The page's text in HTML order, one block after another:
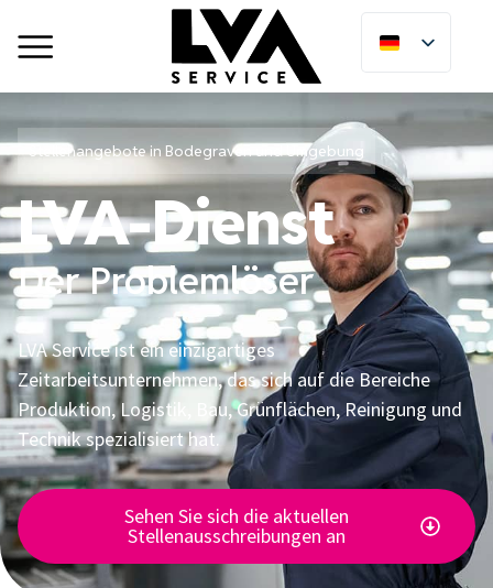
Stellenangebote in Bodegraven und Umgebung
LVA-Dienst
Der Problemlöser
LVA Service ist ein einzigartiges
Zeitarbeitsunternehmen, das sich auf die Bereiche
Produktion, Logistik, Bau, Grünflächen, Reinigung und
Technik spezialisiert hat.
Sehen Sie sich die aktuellen
Stellenausschreibungen an